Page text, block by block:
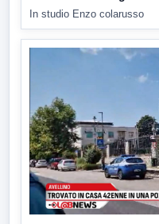
In studio Enzo colarusso